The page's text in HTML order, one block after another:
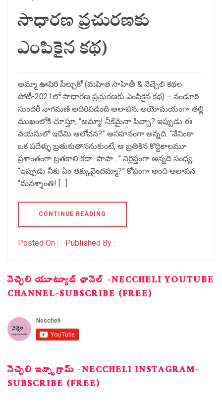
సాధారణ ప్రచురణకు
ఎంపికైన కథ)
అమ్మా ఊపిరి పీల్చుకో (మహిత సాహితీ & నెచ్చెలి కథల
పోటీ-2021లో సాధారణ ప్రచురణకు ఎంపికైన కథ) – నండూరి
సుందరీ నాగమణి అదిరిపడింది ఆలాపన. అయోమయంగా తల్లి
ముఖంలోకి చూస్తూ, “అమ్మా! నీకేమైనా పిచ్చా? ఇప్పుడు ఈ
వయసులో ఇదేమి ఆలోచన?” అసహనంగా అన్నది. “నేనింకా
ఒక పదేళ్ళు బ్రతుకుతాననుకుంటే, ఆ బ్రతికిన కొద్దికాలమూ
ప్రశాంతంగా బ్రతకాలి కదా పాపా…” నిర్లిప్తంగా అన్నది సంధ్య.
“ఇప్పుడు నీకు ఏం తక్కువైందమ్మా?” కోపంగా అంది ఆలాపన.
“మనశ్శాంతి! […]
CONTINUE READING
Posted On : Published By :
నెచ్చెలి యూట్యూబ్ ఛానెల్ -NECCHELI YOUTUBE
CHANNEL-SUBSCRIBE (FREE)
నెచ్చెలి ఇన్స్టాగ్రామ్ -NECCHELI INSTAGRAM-
SUBSCRIBE (FREE)